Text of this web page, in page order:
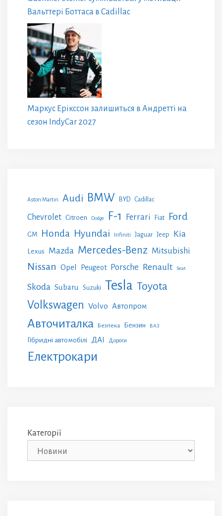
Вальттері Боттаса в Cadillac
Маркус Ерікссон залишиться в Андретті на
сезон IndyCar 2027
Aston Martin Audi BMW BYD Cadillac
Chevrolet Citroen Dodge F-1 Ferrari Fiat Ford
GM Honda Hyundai Infiniti Jaguar Jeep Kia
Lexus Mazda Mercedes-Benz Mitsubishi
Nissan Opel Peugeot Porsche Renault Seat
Skoda Subaru Suzuki Tesla Toyota
Volkswagen Volvo Автопром
Авточиталка Безпека Бензин ВАЗ
Гібридні автомобілі ДАІ Дороги
Електрокари
Категорії